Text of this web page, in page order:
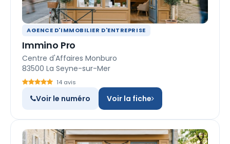
AGENCE D'IMMOBILIER D'ENTREPRISE
Immino Pro
Centre d'Affaires Monburo
83500 La Seyne-sur-Mer
14 avis
Voir le numéro Voir la fiche